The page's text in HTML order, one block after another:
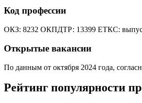
Код профессии
ОКЗ: 8232 ОКПДТР: 13399 ЕТКС:
Открытые вакансии
По данным от октября 2024 года,
Рейтинг популярности